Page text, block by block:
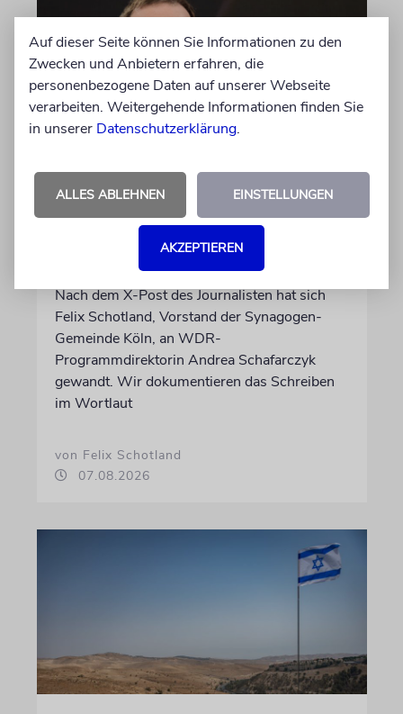
Wie Georg Restle die
Glaubwürdigkeit des ÖRR
untergräbt
Nach dem X-Post des Journalisten hat sich
Felix Schotland, Vorstand der Synagogen-
Gemeinde Köln, an WDR-
Programmdirektorin Andrea Schafarczyk
gewandt. Wir dokumentieren das Schreiben
im Wortlaut
von Felix Schotland
07.08.2026
Auf dieser Seite können Sie Informationen zu den
Zwecken und Anbietern erfahren, die
personenbezogene Daten auf unserer Webseite
verarbeiten. Weitergehende Informationen finden Sie
in unserer Datenschutzerklärung.
ALLES ABLEHNEN EINSTELLUNGEN
AKZEPTIEREN